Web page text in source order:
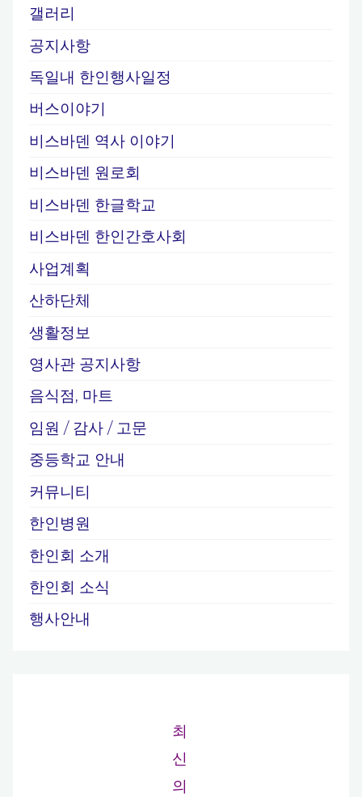
갤러리
공지사항
독일내 한인행사일정
버스이야기
비스바덴 역사 이야기
비스바덴 원로회
비스바덴 한글학교
비스바덴 한인간호사회
사업계획
산하단체
생활정보
영사관 공지사항
음식점, 마트
임원 / 감사 / 고문
중등학교 안내
커뮤니티
한인병원
한인회 소개
한인회 소식
행사안내
최
신
의